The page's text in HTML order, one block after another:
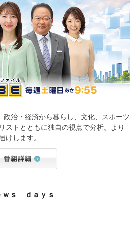
政治・経済から暮らし、文化、スポーツ
ストとともに独自の視点で分析。より
けします。
ｓ ｄａｙｓ